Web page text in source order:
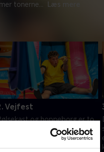
tonerne... Læs mere
Vejfest
og hoppeborg er to
ting, der altid skal være til en
vejfest. I hvert fald når det er
der inviterer. Hvem får